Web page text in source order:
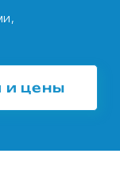
и цены